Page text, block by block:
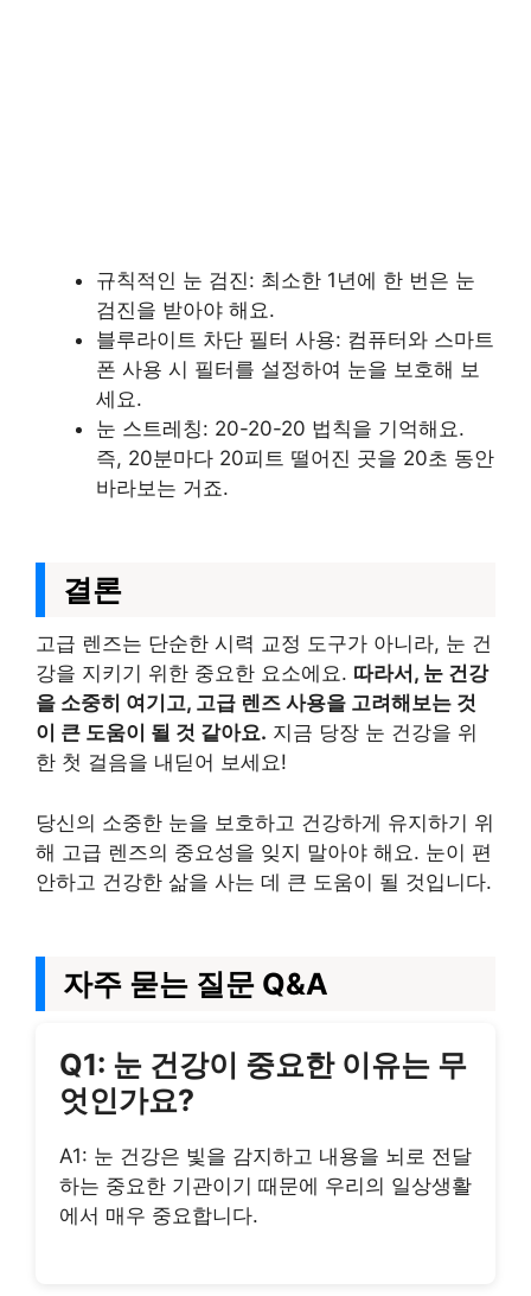
규칙적인 눈 검진: 최소한 1년에 한 번은 눈
검진을 받아야 해요.
블루라이트 차단 필터 사용: 컴퓨터와 스마트
폰 사용 시 필터를 설정하여 눈을 보호해 보
세요.
눈 스트레칭: 20-20-20 법칙을 기억해요.
즉, 20분마다 20피트 떨어진 곳을 20초 동안
바라보는 거죠.
결론
고급 렌즈는 단순한 시력 교정 도구가 아니라, 눈 건
강을 지키기 위한 중요한 요소에요. 따라서, 눈 건강
을 소중히 여기고, 고급 렌즈 사용을 고려해보는 것
이 큰 도움이 될 것 같아요. 지금 당장 눈 건강을 위
한 첫 걸음을 내딛어 보세요!
당신의 소중한 눈을 보호하고 건강하게 유지하기 위
해 고급 렌즈의 중요성을 잊지 말아야 해요. 눈이 편
안하고 건강한 삶을 사는 데 큰 도움이 될 것입니다.
자주 묻는 질문 Q&A
Q1: 눈 건강이 중요한 이유는 무
엇인가요?
A1: 눈 건강은 빛을 감지하고 내용을 뇌로 전달
하는 중요한 기관이기 때문에 우리의 일상생활
에서 매우 중요합니다.